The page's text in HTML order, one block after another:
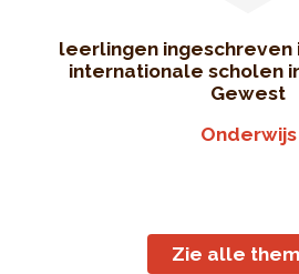
leerlingen ingeschreven
internationale scholen
Gewest
Onderwijs
Zie alle